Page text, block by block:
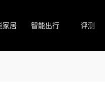
家居 智能出行 评测